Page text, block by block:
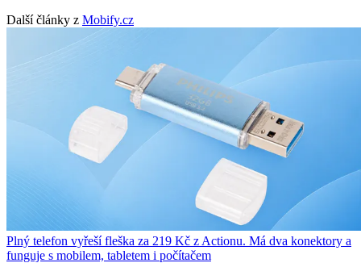
Další články z Mobify.cz
Plný telefon vyřeší fleška za 219 Kč z Actionu. Má dva konektory a
funguje s mobilem, tabletem i počítačem